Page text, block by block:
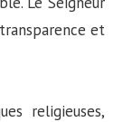
et
religieuses,